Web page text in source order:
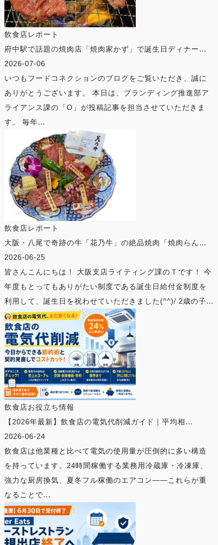
飲食店レポート
府中駅で話題の焼肉店「焼肉家かず」で誕生日ディナー…
2026-07-06
いつもフードコネクションのブログをご覧いただき、誠に
ありがとうございます。 本日は、ブランディング推進部ア
ライアンス課の「O」が投稿記事を担当させていただきま
す。 毎年...
飲食店レポート
大阪・八尾で奇跡の牛「花乃牛」の絶品焼肉「焼肉らん…
2026-06-25
皆さんこんにちは！ 大阪支店ライティング課のＴです！ 今
年度もとってもありがたい制度である誕生日給付金制度を
利用して、誕生日を祝わせていただきました(^^)/ 2歳の子...
飲食店お役立ち情報
【2026年最新】飲食店の電気代削減ガイド｜平均相…
2026-06-24
飲食店は他業種と比べて電気の使用量が圧倒的に多い構造
を持っています。24時間稼働する業務用冷蔵庫・冷凍庫、
強力な厨房換気、夏冬フル稼働のエアコン——これらが重
なることで...